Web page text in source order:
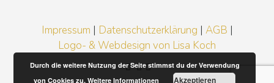
Impressum | Datenschutzerklärung | AGB |
Logo- & Webdesign von Lisa Koch
Durch die weitere Nutzung der Seite stimmst du der Verwendung
von Cookies zu.Weitere Informationen Akzeptieren